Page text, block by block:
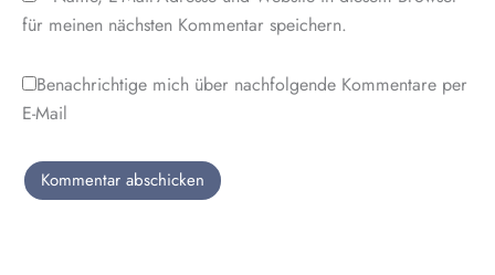
für meinen nächsten Kommentar speichern.
Benachrichtige mich über nachfolgende Kommentare per
E-Mail